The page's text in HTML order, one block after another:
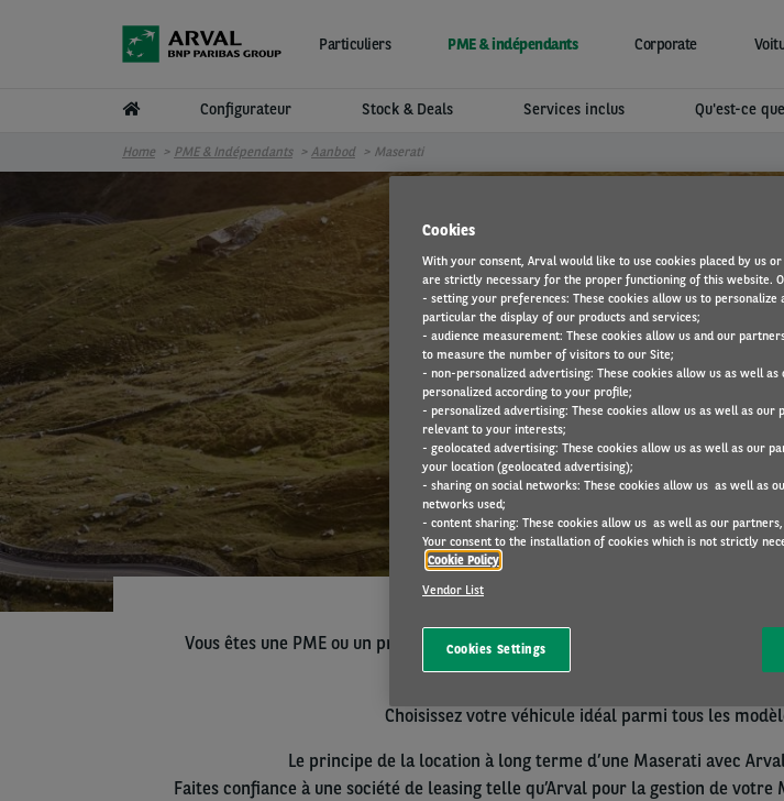
Particuliers PME & indépendants Corporate
Configurateur Stock & Deals Services inclus Qu'est-ce
Home PME & Indépendants Aanbod Maserati
Vous êtes une PME ou un professionnel disposant d’un numéro de TVA
solution de leasing
Choisissez votre véhicule idéal parmi tous les
Le principe de la location à long terme d’une Maserati avec
Faites confiance à une société de leasing telle qu’Arval pour la gestion de
Cookies
With your consent, Arval would like to use cookies placed by us
are strictly necessary for the proper functioning of this website.
- setting your preferences: These cookies allow us to
particular the display of our products and services;
- audience measurement: These cookies allow us and our
to measure the number of visitors to our Site;
- non-personalized advertising: These cookies allow us as well
personalized according to your profile;
- personalized advertising: These cookies allow us as well as
relevant to your interests;
- geolocated advertising: These cookies allow us as well as our
your location (geolocated advertising);
- sharing on social networks: These cookies allow us as well as
networks used;
- content sharing: These cookies allow us as well as our
Your consent to the installation of cookies which is not strictly
Cookie Policy
Vendor List
Cookies Settings